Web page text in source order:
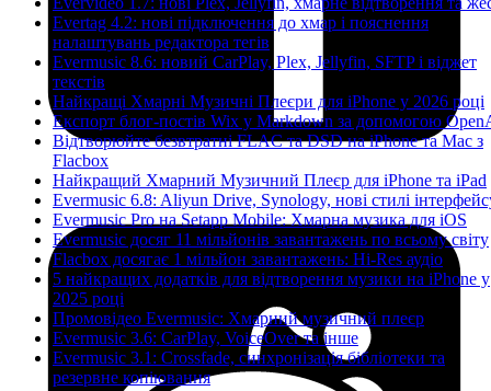
Evertag 4.2: нові підключення до хмар і пояснення
налаштувань редактора тегів
Evermusic 8.6: новий CarPlay, Plex, Jellyfin, SFTP і віджет
текстів
Найкращі Хмарні Музичні Плеєри для iPhone у 2026 році
Експорт блог-постів Wix у Markdown за допомогою
Відтворюйте безвтратні FLAC та DSD на iPhone та Mac з
Flacbox
Найкращий Хмарний Музичний Плеєр для iPhone та iPad
Evermusic 6.8: Aliyun Drive, Synology, нові стилі
Evermusic Pro на Setapp Mobile: Хмарна музика для iOS
Evermusic досяг 11 мільйонів завантажень по всьому світу
Flacbox досягає 1 мільйон завантажень: Hi-Res аудіо
5 найкращих додатків для відтворення музики на iPhone у
2025 році
Промовідео Evermusic: Хмарний музичний плеєр
Evermusic 3.6: CarPlay, VoiceOver та інше
Evermusic 3.1: Crossfade, синхронізація бібліотеки та
резервне копіювання